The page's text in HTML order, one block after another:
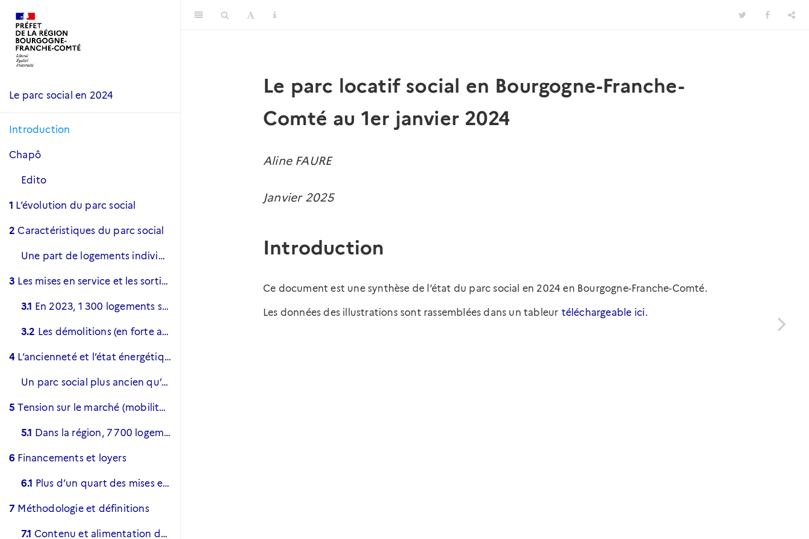
Le parc social en 2024
Introduction
Chapô
Edito
1 L’évolution du parc social
2 Caractéristiques du parc social
Une part de logements individuels moindre qu’au niveau national
3 Les mises en service et les sorties
3.1 En 2023, 1 300 logements sociaux ont été mis en service
3.2 Les démolitions (en forte augmentation) dépassent nettement les mises en service
4 L’ancienneté et l’état énergétique du parc social
Un parc social plus ancien qu’au niveau national
5 Tension sur le marché (mobilité et vacance)
5.1 Dans la région, 7 700 logements sont vacants, dont 5 200 depuis plus de trois mois.
6 Financements et loyers
6.1 Plus d’un quart des mises en service sont à destination des plus précaires
7 Méthodologie et définitions
7.1 Contenu et alimentation du répertoire
Le parc locatif social en Bourgogne-Franche-
Comté au 1er janvier 2024
Aline FAURE
Janvier 2025
Introduction
Ce document est une synthèse de l’état du parc social en 2024 en Bourgogne-Franche-Comté.
Les données des illustrations sont rassemblées dans un tableur téléchargeable ici.